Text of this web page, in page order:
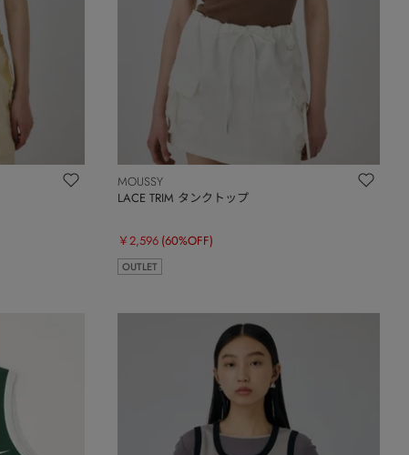
MOUSSY
LACE TRIM タンクトップ
￥2,596 (60%OFF)
OUTLET